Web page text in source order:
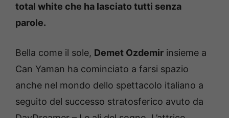
total white che ha lasciato tutti senza
parole.
Bella come il sole, Demet Ozdemir insieme a
Can Yaman ha cominciato a farsi spazio
anche nel mondo dello spettacolo italiano a
seguito del successo stratosferico avuto da